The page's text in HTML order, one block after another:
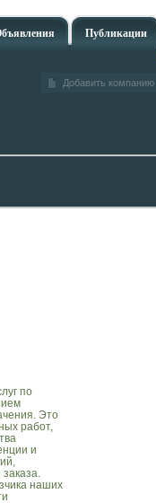
Публикации
Добавить компанию
по
Это
работ,
и
наших